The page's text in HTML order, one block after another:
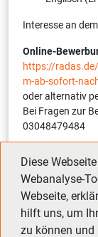
Interesse an
Online-
https://
m-ab-sofort-
oder alternativ
Bei Fragen zur
03048479484
Bewerbung
Zurück
Diese
Webanalyse-
Webseite,
hilft uns, um
zu können und